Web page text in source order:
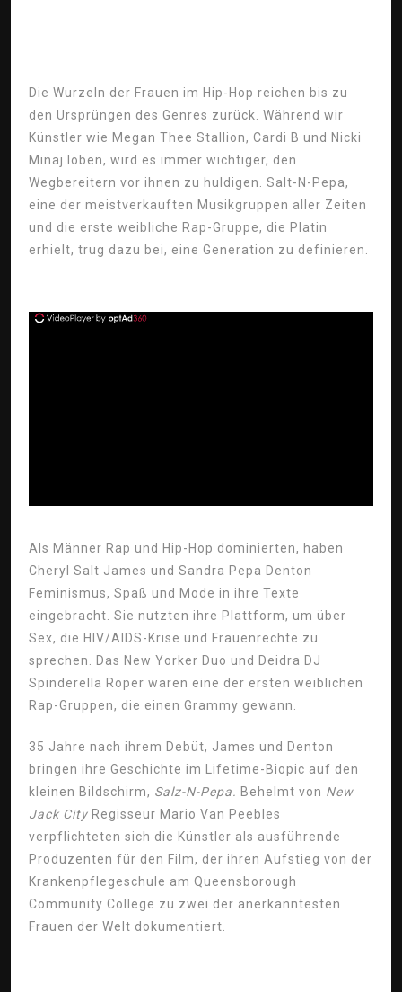
Die Wurzeln der Frauen im Hip-Hop reichen bis zu
den Ursprüngen des Genres zurück. Während wir
Künstler wie Megan Thee Stallion, Cardi B und Nicki
Minaj loben, wird es immer wichtiger, den
Wegbereitern vor ihnen zu huldigen. Salt-N-Pepa,
eine der meistverkauften Musikgruppen aller Zeiten
und die erste weibliche Rap-Gruppe, die Platin
erhielt, trug dazu bei, eine Generation zu definieren.
Als Männer Rap und Hip-Hop dominierten, haben
Cheryl Salt James und Sandra Pepa Denton
Feminismus, Spaß und Mode in ihre Texte
eingebracht. Sie nutzten ihre Plattform, um über
Sex, die HIV/AIDS-Krise und Frauenrechte zu
sprechen. Das New Yorker Duo und Deidra DJ
Spinderella Roper waren eine der ersten weiblichen
Rap-Gruppen, die einen Grammy gewann.
35 Jahre nach ihrem Debüt, James und Denton
bringen ihre Geschichte im Lifetime-Biopic auf den
kleinen Bildschirm, Salz-N-Pepa. Behelmt von New
Jack City Regisseur Mario Van Peebles
verpflichteten sich die Künstler als ausführende
Produzenten für den Film, der ihren Aufstieg von der
Krankenpflegeschule am Queensborough
Community College zu zwei der anerkanntesten
Frauen der Welt dokumentiert.